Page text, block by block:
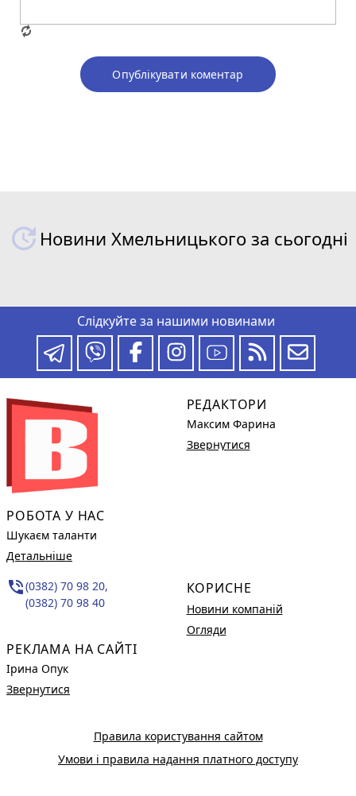
Опублікувати коментар
Новини Хмельницького за сьогодні
Слідкуйте за нашими новинами
РОБОТА У НАС
Шукаєм таланти
Детальніше
phone_in_talk(0382) 70 98 20,
(0382) 70 98 40
РЕКЛАМА НА САЙТІ
Ірина Опук
Звернутися
РЕДАКТОРИ
Максим Фарина
Звернутися
КОРИСНЕ
Новини компаній
Огляди
Правила користування сайтом
Умови і правила надання платного доступу